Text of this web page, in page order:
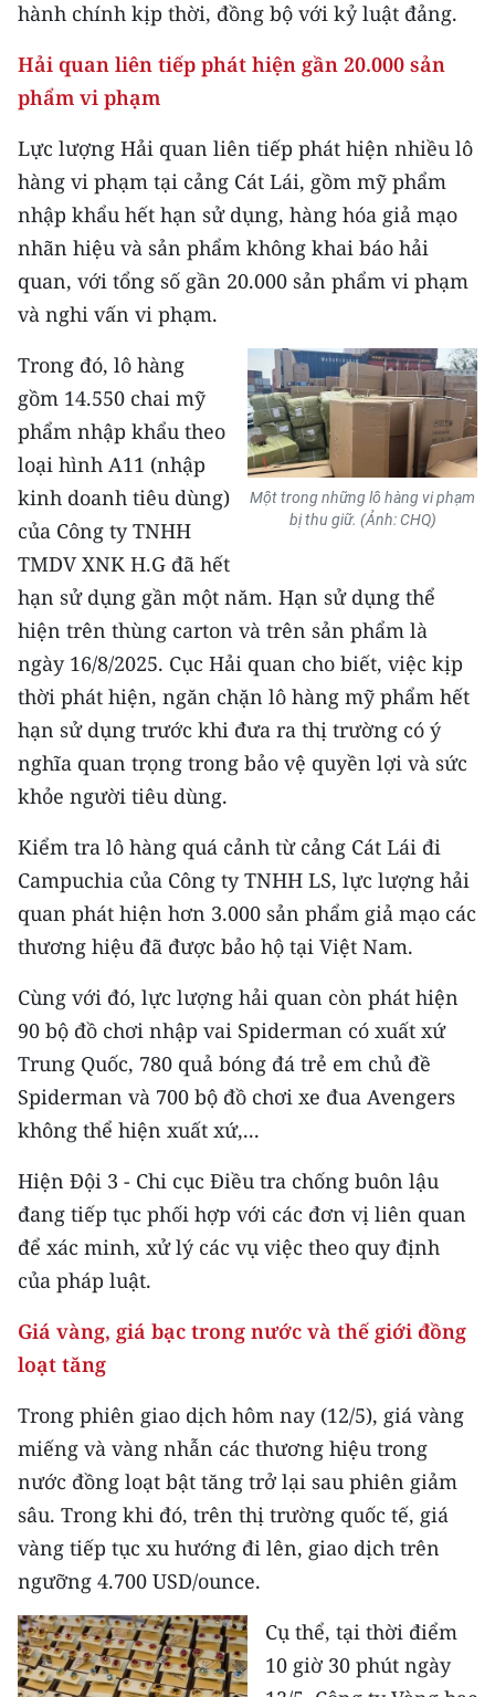
hành chính kịp thời, đồng bộ với kỷ luật đảng.
Hải quan liên tiếp phát hiện gần 20.000 sản
phẩm vi phạm
Lực lượng Hải quan liên tiếp phát hiện nhiều lô
hàng vi phạm tại cảng Cát Lái, gồm mỹ phẩm
nhập khẩu hết hạn sử dụng, hàng hóa giả mạo
nhãn hiệu và sản phẩm không khai báo hải
quan, với tổng số gần 20.000 sản phẩm vi phạm
và nghi vấn vi phạm.
Một trong những lô hàng vi phạm
bị thu giữ. (Ảnh: CHQ)
Trong đó, lô hàng
gồm 14.550 chai mỹ
phẩm nhập khẩu theo
loại hình A11 (nhập
kinh doanh tiêu dùng)
của Công ty TNHH
TMDV XNK H.G đã hết
hạn sử dụng gần một năm. Hạn sử dụng thể
hiện trên thùng carton và trên sản phẩm là
ngày 16/8/2025. Cục Hải quan cho biết, việc kịp
thời phát hiện, ngăn chặn lô hàng mỹ phẩm hết
hạn sử dụng trước khi đưa ra thị trường có ý
nghĩa quan trọng trong bảo vệ quyền lợi và sức
khỏe người tiêu dùng.
Kiểm tra lô hàng quá cảnh từ cảng Cát Lái đi
Campuchia của Công ty TNHH LS, lực lượng hải
quan phát hiện hơn 3.000 sản phẩm giả mạo các
thương hiệu đã được bảo hộ tại Việt Nam.
Cùng với đó, lực lượng hải quan còn phát hiện
90 bộ đồ chơi nhập vai Spiderman có xuất xứ
Trung Quốc, 780 quả bóng đá trẻ em chủ đề
Spiderman và 700 bộ đồ chơi xe đua Avengers
không thể hiện xuất xứ,...
Hiện Đội 3 - Chi cục Điều tra chống buôn lậu
đang tiếp tục phối hợp với các đơn vị liên quan
để xác minh, xử lý các vụ việc theo quy định
của pháp luật.
Giá vàng, giá bạc trong nước và thế giới đồng
loạt tăng
Trong phiên giao dịch hôm nay (12/5), giá vàng
miếng và vàng nhẫn các thương hiệu trong
nước đồng loạt bật tăng trở lại sau phiên giảm
sâu. Trong khi đó, trên thị trường quốc tế, giá
vàng tiếp tục xu hướng đi lên, giao dịch trên
ngưỡng 4.700 USD/ounce.​
​Cụ thể, tại thời điểm
10 giờ 30 phút ngày